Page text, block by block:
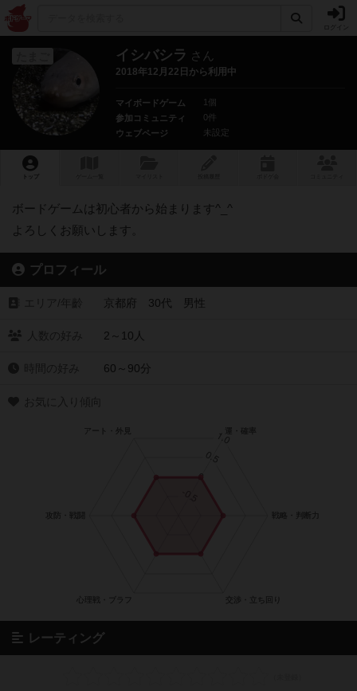
イシバシラ さん
2018年12月22日から利用中
マイボードゲーム
1個
参加コミュニティ
0件
ウェブページ
未設定
トップ
ボードゲームは初心者から始まります^_^
よろしくお願いします。
プロフィール
京都府 30代 男性
2～10人
60～90分
レーティング